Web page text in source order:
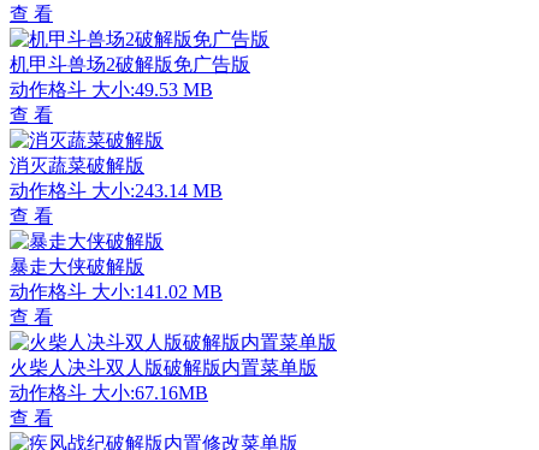
查 看
机甲斗兽场2破解版免广告版
动作格斗 大小:49.53 MB
查 看
消灭蔬菜破解版
动作格斗 大小:243.14 MB
查 看
暴走大侠破解版
动作格斗 大小:141.02 MB
查 看
火柴人决斗双人版破解版内置菜单版
动作格斗 大小:67.16MB
查 看